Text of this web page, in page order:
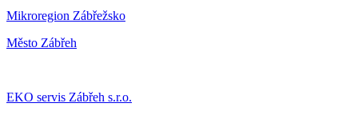
Mikroregion Zábřežsko
Město Zábřeh
EKO servis Zábřeh s.r.o.